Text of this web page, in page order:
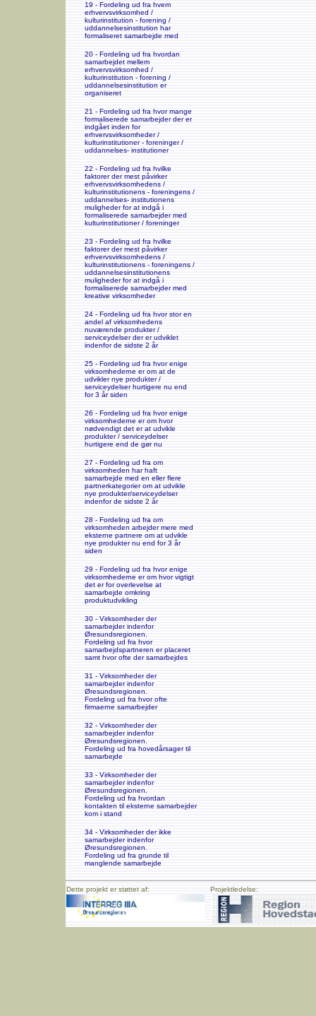
19 - Fordeling ud fra hvem
erhvervsvirksomhed /
kulturinstitution - forening /
uddannelsesinstitution har
formaliseret samarbejde med
20 - Fordeling ud fra hvordan
samarbejdet mellem
erhvervsvirksomhed /
kulturinstitution - forening /
uddannelsesinstitution er
organiseret
21 - Fordeling ud fra hvor mange
formaliserede samarbejder der er
indgået inden for
erhvervsvirksomheder /
kulturinstitutioner - foreninger /
uddannelses- institutioner
22 - Fordeling ud fra hvilke
faktorer der mest påvirker
erhvervsvirksomhedens /
kulturinstitutionens - foreningens /
uddannelses- institutionens
muligheder for at indgå i
formaliserede samarbejder med
kulturinstitutioner / foreninger
23 - Fordeling ud fra hvilke
faktorer der mest påvirker
erhvervsvirksomhedens /
kulturinstitutionens - foreningens /
uddannelsesinstitutionens
muligheder for at indgå i
formaliserede samarbejder med
kreative virksomheder
24 - Fordeling ud fra hvor stor en
andel af virksomhedens
nuværende produkter /
serviceydelser der er udviklet
indenfor de sidste 2 år
25 - Fordeling ud fra hvor enige
virksomhederne er om at de
udvikler nye produkter /
serviceydelser hurtigere nu end
for 3 år siden
26 - Fordeling ud fra hvor enige
virksomhederne er om hvor
nødvendigt det er at udvikle
produkter / serviceydelser
hurtigere end de gør nu
27 - Fordeling ud fra om
virksomheden har haft
samarbejde med en eller flere
partnerkategorier om at udvikle
nye produkter/serviceydelser
indenfor de sidste 2 år
28 - Fordeling ud fra om
virksomheden arbejder mere med
eksterne partnere om at udvikle
nye produkter nu end for 3 år
siden
29 - Fordeling ud fra hvor enige
virksomhederne er om hvor vigtigt
det er for overlevelse at
samarbejde omkring
produktudvikling
30 - Virksomheder der
samarbejder indenfor
Øresundsregionen.
Fordeling ud fra hvor
samarbejdspartneren er placeret
samt hvor ofte der samarbejdes
31 - Virksomheder der
samarbejder indenfor
Øresundsregionen.
Fordeling ud fra hvor ofte
firmaerne samarbejder
32 - Virksomheder der
samarbejder indenfor
Øresundsregionen.
Fordeling ud fra hovedårsager til
samarbejde
33 - Virksomheder der
samarbejder indenfor
Øresundsregionen.
Fordeling ud fra hvordan
kontakten til eksterne samarbejder
kom i stand
34 - Virksomheder der ikke
samarbejder indenfor
Øresundsregionen.
Fordeling ud fra grunde til
manglende samarbejde
Dette projekt er støttet af: Projektledelse: